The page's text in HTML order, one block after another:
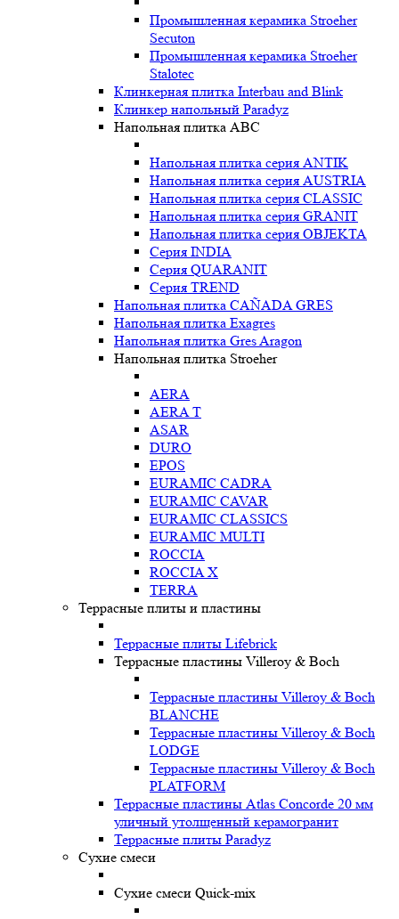
Промышленная керамика Stroeher
Secuton
Промышленная керамика Stroeher
Stalotec
Клинкерная плитка Interbau and Blink
Клинкер напольный Paradyz
Напольная плитка ABC
Напольная плитка серия ANTIK
Напольная плитка серия AUSTRIA
Напольная плитка серия CLASSIC
Напольная плитка серия GRANIT
Напольная плитка серия OBJEKTA
Серия INDIA
Серия QUARANIT
Серия TREND
Напольная плитка CAÑADA GRES
Напольная плитка Exagres
Напольная плитка Gres Aragon
Напольная плитка Stroeher
AERA
AERA T
ASAR
DURO
EPOS
EURAMIC CADRA
EURAMIC CAVAR
EURAMIC CLASSICS
EURAMIC MULTI
ROCCIA
ROCCIA X
TERRA
Террасные плиты и пластины
Террасные плиты Lifebrick
Террасные пластины Villeroy & Boch
Террасные пластины Villeroy & Boch
BLANCHE
Террасные пластины Villeroy & Boch
LODGE
Террасные пластины Villeroy & Boch
PLATFORM
Террасные пластины Atlas Concorde 20 мм
уличный утолщенный керамогранит
Террасные плиты Paradyz
Сухие смеси
Сухие смеси Quick-mix